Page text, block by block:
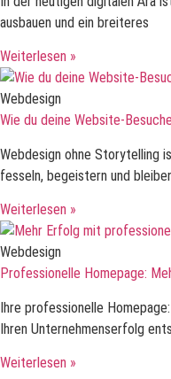
ausbauen und ein breiteres
Weiterlesen »
Webdesign
Wie du deine Website-
Webdesign ohne Storytelling
fesseln, begeistern und
Weiterlesen »
Webdesign
Professionelle Homepage:
Ihre professionelle
Ihren Unternehmenserfolg
Weiterlesen »